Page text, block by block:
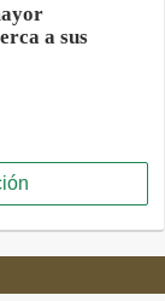
a sus